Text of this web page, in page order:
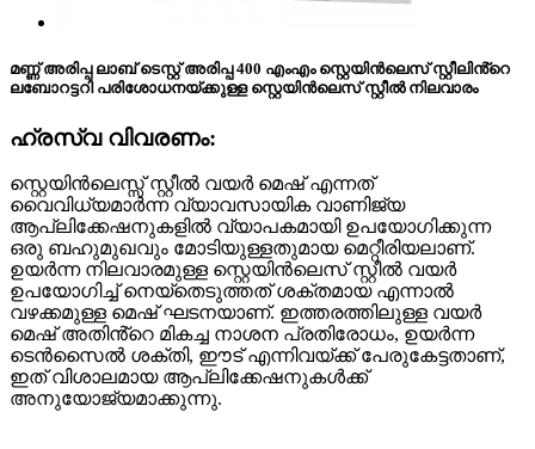
മണ്ണ് അരിപ്പ ലാബ് ടെസ്റ്റ് അരിപ്പ 400 എംഎം സ്റ്റെയിൻലെസ് സ്റ്റീലിൻ്റെ
ലബോറട്ടറി പരിശോധനയ്ക്കുള്ള സ്റ്റെയിൻലെസ് സ്റ്റീൽ നിലവാരം
ഹ്രസ്വ വിവരണം:
സ്റ്റെയിൻലെസ്സ് സ്റ്റീൽ വയർ മെഷ് എന്നത്
വൈവിധ്യമാർന്ന വ്യാവസായിക വാണിജ്യ
ആപ്ലിക്കേഷനുകളിൽ വ്യാപകമായി ഉപയോഗിക്കുന്ന
ഒരു ബഹുമുഖവും മോടിയുള്ളതുമായ മെറ്റീരിയലാണ്.
ഉയർന്ന നിലവാരമുള്ള സ്റ്റെയിൻലെസ് സ്റ്റീൽ വയർ
ഉപയോഗിച്ച് നെയ്തെടുത്തത് ശക്തമായ എന്നാൽ
വഴക്കമുള്ള മെഷ് ഘടനയാണ്. ഇത്തരത്തിലുള്ള വയർ
മെഷ് അതിൻ്റെ മികച്ച നാശന പ്രതിരോധം, ഉയർന്ന
ടെൻസൈൽ ശക്തി, ഈട് എന്നിവയ്ക്ക് പേരുകേട്ടതാണ്,
ഇത് വിശാലമായ ആപ്ലിക്കേഷനുകൾക്ക്
അനുയോജ്യമാക്കുന്നു.